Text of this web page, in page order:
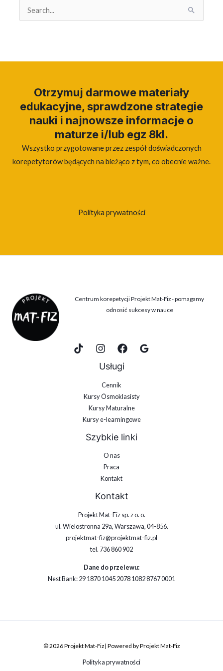
Search
Otrzymuj darmowe materiały
edukacyjne, sprawdzone strategie
nauki i najnowsze informacje o
maturze i/lub egz 8kl.
Wszystko przygotowane przez zespół doświadczonych
korepetytorów będących na bieżąco z tym, co obecnie ważne.
Polityka prywatności
Centrum korepetycji Projekt Mat-Fiz - pomagamy
odnosić sukcesy w nauce
Usługi
Cennik
Kursy Ósmoklasisty
Kursy Maturalne
Kursy e-learningowe
Szybkie linki
O nas
Praca
Kontakt
Kontakt
Projekt Mat-Fiz sp. z o. o.
ul. Wielostronna 29a, Warszawa, 04-856.
projektmat-fiz@projektmat-fiz.pl
tel. 736 860 902
Dane do przelewu:
Nest Bank: 29 1870 1045 2078 1082 8767 0001
© 2026 Projekt Mat-Fiz | Powered by Projekt Mat-Fiz
Polityka prywatności